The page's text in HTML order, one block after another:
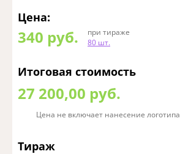
Цена:
340 руб.
при тираже
80 шт.
Итоговая стоимость
27 200,00 руб.
Цена не включает нанесение логотипа
Тираж